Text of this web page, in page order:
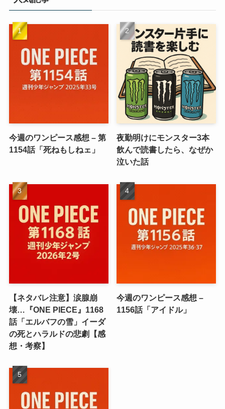
今週のワンピース感想 – 第
1154話「死ねもしねェ」
夜勤明けにモンスター3本
飲んで読書したら、なぜか
泣いた話
【ネタバレ注意】涙腺崩
壊…『ONE PIECE』1168
話「エルバフの雪」イーダ
の死とハラルドの悲劇【感
想・考察】
今週のワンピース感想 –
1156話「アイドル」